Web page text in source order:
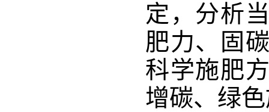
定，分析
肥力、 固
科学施肥
增碳、绿